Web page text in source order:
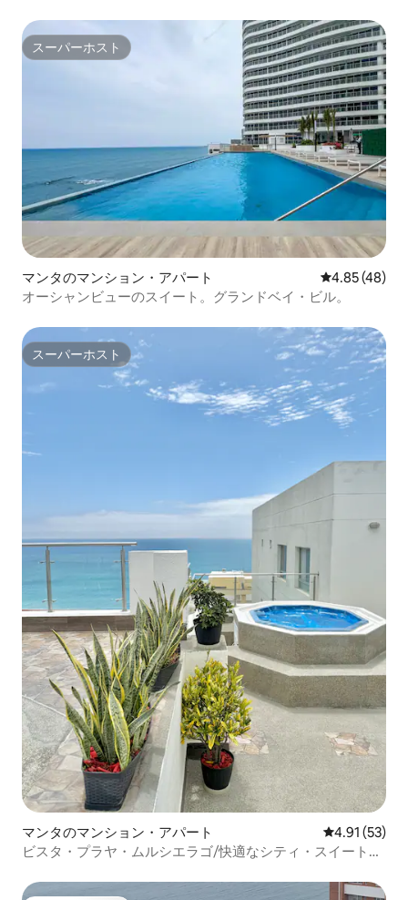
スーパーホスト
スーパーホスト
マンタのマンション・アパート レビュー48
4.85 (48)
オーシャンビューのスイート。グランドベイ・ビル。
スーパーホスト
スーパーホスト
マンタのマンション・アパート レビュー53
4.91 (53)
ビスタ・プラヤ・ムルシエラゴ/快適なシティ・スイート・